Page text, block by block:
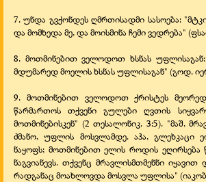
7. უნდა გვქონდეს ღმრთისადმი სასოება:
და მომხედა მე, და მოისმინა ჩემი ვედრება"
8. მოთმინებით ველოდოთ ხსნას
მდუმარედ მოელის ხსნას უფლისაგან" (გოდ.
9. მოთმინებით ველოდოთ ქრისტეს
წარმართოს თქვენი გულები ღვთის
მოთმინებისკენ" (2 თესალონიკ. 3:5). "მაშ,
ძმანო, უფლის მოსვლამდე. აჰა, გლეხკაცი
ნაყოფს; მოთმინებით ელის როდის ეღირსება
ნაგვიანევს. თქვენც მრავლისმთმენნი
რადგანაც მოახლოვდა მოსვლა უფლისა"